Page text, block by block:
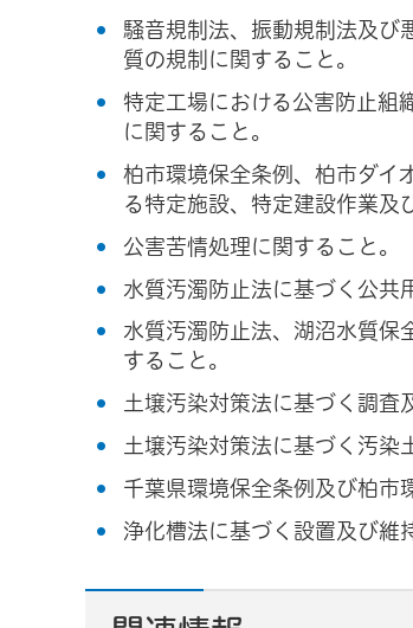
騒音規制法、振動規制法及び
質の規制に関すること。
特定工場における公害防止組
に関すること。
柏市環境保全条例、柏市ダイ
る特定施設、特定建設作業及
公害苦情処理に関すること。
水質汚濁防止法に基づく公共
水質汚濁防止法、湖沼水質保
すること。
土壌汚染対策法に基づく調査
土壌汚染対策法に基づく汚染
千葉県環境保全条例及び柏市
浄化槽法に基づく設置及び維